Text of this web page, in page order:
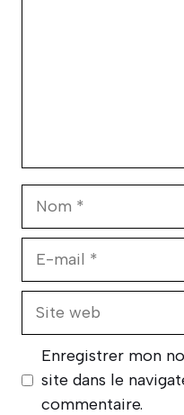
Enregistrer mon
site dans le
commentaire.